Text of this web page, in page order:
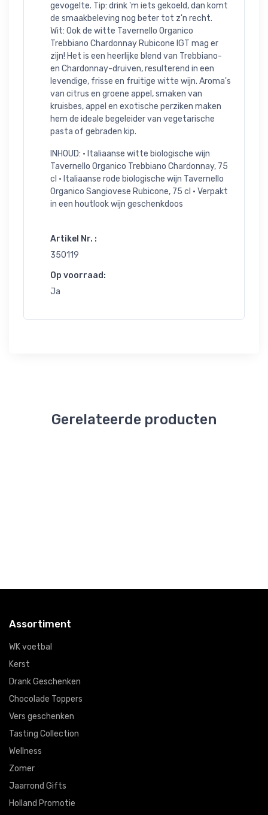
gevogelte. Tip: drink 'm iets gekoeld, dan komt
de smaakbeleving nog beter tot z'n recht.
Wit: Ook de witte Tavernello Organico
Trebbiano Chardonnay Rubicone IGT mag er
zijn! Het is een heerlijke blend van Trebbiano-
en Chardonnay-druiven, resulterend in een
levendige, frisse en fruitige witte wijn. Aroma's
van citrus en groene appel, smaken van
kruisbes, appel en exotische perziken maken
hem de ideale begeleider van vegetarische
pasta of gebraden kip.
INHOUD: • Italiaanse witte biologische wijn
Tavernello Organico Trebbiano Chardonnay, 75
cl • Italiaanse rode biologische wijn Tavernello
Organico Sangiovese Rubicone, 75 cl • Verpakt
in een houtlook wijn geschenkdoos
Artikel Nr. :
350119
Op voorraad:
Ja
Gerelateerde producten
Assortiment
WK voetbal
Kerst
Drank Geschenken
Chocolade Toppers
Vers geschenken
Tasting Collection
Wellness
Zomer
Jaarrond Gifts
Holland Promotie